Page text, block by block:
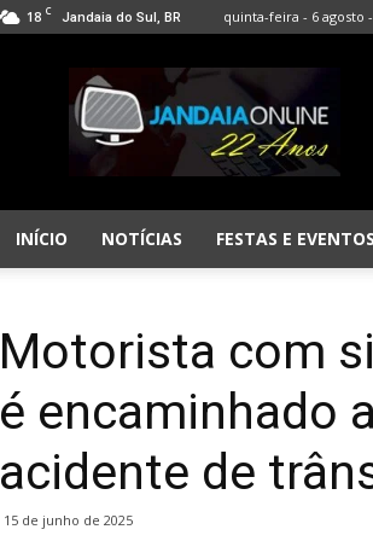
18 C Jandaia do Sul, BR quinta-feira - 6 agosto
Jandaia
Online
INÍCIO NOTÍCIAS FESTAS E
Motorista com
é encaminhado
acidente de
15 de junho de 2025